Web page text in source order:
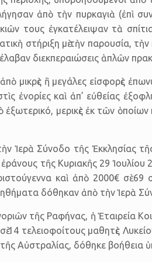
ἀπὸ τὴν πυρκαγιὰ (ἐπὶ
τους ἐγκατέλειψαν τὰ
στήριξη μὲ τὴν παρουσία,
διεκπεραιώσεις ἁπλῶν
μικρὲς ἢ μεγάλες εἰσφορὲς
ἐνορίες καὶ ἀπ’ εὐθείας
μερικὲς ἐκ τῶν
τὴν Ἱερὰ Σύνοδο τῆς Ἐκκλησίας
ἐράνους τῆς Κυριακῆς 29
καὶ ἀπὸ 2000€ σὲ
δόθηκαν ἀπὸ τὴν Ἱερὰ
τῆς Ραφήνας, ἡ Ἑταιρεία
σὲ 14 τελειοφοίτους μαθητὲς
Αὐστραλίας, δόθηκε βοήθεια